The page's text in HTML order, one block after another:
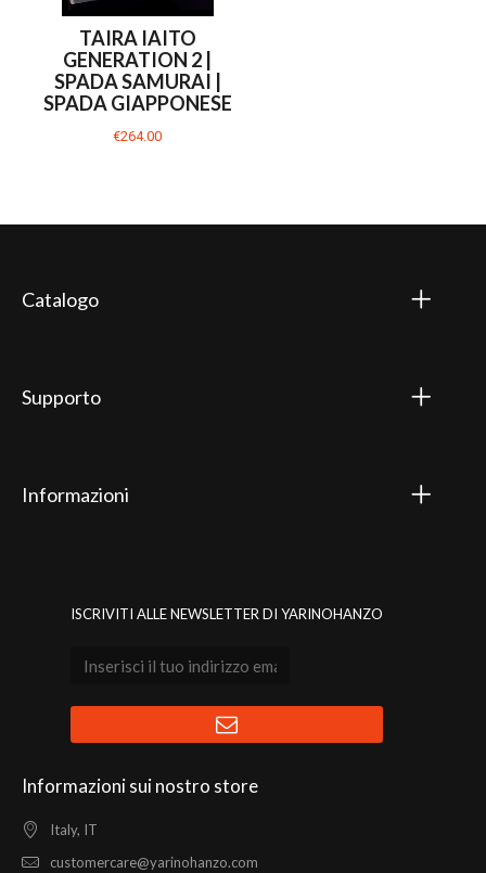
TAIRA IAITO
GENERATION 2 |
SPADA SAMURAI |
SPADA GIAPPONESE
€264.00
Catalogo
Supporto
Informazioni
ISCRIVITI ALLE NEWSLETTER DI YARINOHANZO
Informazioni sui nostro store
Italy, IT
customercare@yarinohanzo.com